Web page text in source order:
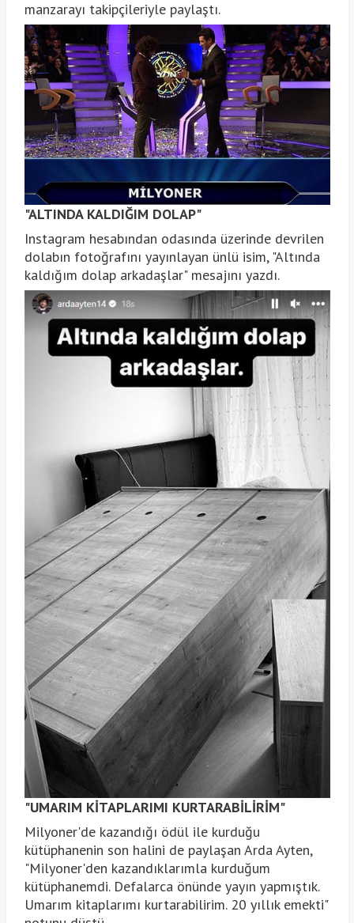
manzarayı takipçileriyle paylaştı.
"ALTINDA KALDIĞIM DOLAP"
Instagram hesabından odasında üzerinde devrilen
dolabın fotoğrafını yayınlayan ünlü isim, "Altında
kaldığım dolap arkadaşlar" mesajını yazdı.
"UMARIM KİTAPLARIMI KURTARABİLİRİM"
Milyoner'de kazandığı ödül ile kurduğu
kütüphanenin son halini de paylaşan Arda Ayten,
"Milyoner'den kazandıklarımla kurduğum
kütüphanemdi. Defalarca önünde yayın yapmıştık.
Umarım kitaplarımı kurtarabilirim. 20 yıllık emekti"